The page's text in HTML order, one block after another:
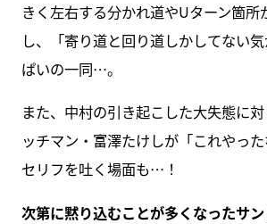
きく左右する分かれ道やUターン箇所
し、「寄り道と回り道しかしてない
ぱいの一同…。
また、中村の引き起こした大失態に
ッチマン・富澤たけしが「これやっ
セリフを吐く場面も…！
次第に黙り込むことが多くなったサ